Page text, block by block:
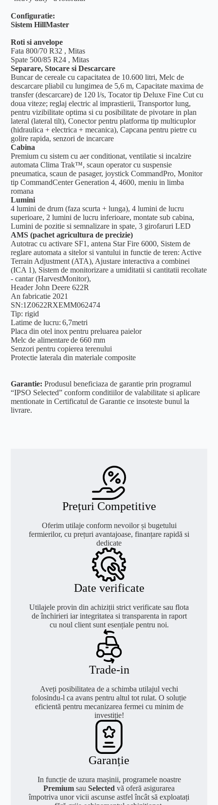
Configuratie:
Sistem HillMaster
Roti si anvelope
Fata 800/70 R32 , Mitas
Spate 500/85 R24 , Mitas
Separare, Stocare si Descarcare
Buncar de cereale cu capacitatea de 10.600 litri, Melc de
descarcare pliabil cu lungimea de 5,6 m, Capacitate maxima de
transfer (descarcare) de 120 l/s, Tocator tip Deluxe Fine Cut cu
doua viteze; reglaj electric al imprastierii, Transportor lung,
pentru vizibilitate optima si cu posibilitate de pivotare in plan
lateral (lateral tilt), Conector pentru platforma tip multicuplor
(hidraulica + electrica + mecanica), Capcana pentru pietre cu
golire rapida, senzori de incarcare
Cabina
Premium cu sistem cu aer conditionat, ventilatie si incalzire
automata Clima Trak™, scaun operator cu suspensie
pneumatica, scaun de pasager, joystick CommandPro, Monitor
tip CommandCenter Generation 4, 4600, meniu in limba
romana
Lumini
4 lumini de drum (faza scurta + lunga), 4 lumini de lucru
superioare, 2 lumini de lucru inferioare, montate sub cabina,
Lumini de pozitie si semnalizare in spate, 3 girofaruri LED
AMS (pachet agricultura de precizie)
Autotrac cu activare SF1, antena Star Fire 6000, Sistem de
reglare automata a sitelor si vantului in functie de teren: Active
Terrain Adjustment (ATA), Ajustare interactiva a combinei
(ICA 1), Sistem de monitorizare a umiditatii si cantitatii recoltate
- cantar (HarvestMonitor),
Header John Deere 622R
An fabricatie 2021
SN:1Z0622RXEMM062474
Tip: rigid
Latime de lucru: 6,7metri
Placa din otel inox pentru preluarea paielor
Melc de alimentare de 660 mm
Senzori pentru copierea terenului
Protectie laterala din materiale composite
Garantie: Produsul beneficiaza de garantie prin programul
“IPSO Selected” conform conditiilor de valabilitate si aplicare
mentionate in Certificatul de Garantie ce insoteste bunul la
livrare.
Prețuri Competitive
Oferim utilaje conform nevoilor și bugetului
fermierilor, cu prețuri avantajoase, finanțare rapidă si
dedicate
Date verificate
Utilajele provin din achiziții strict verificate sau flota
de închirieri iar integritatea si transparenta in raport
cu noul client sunt esențiale pentru noi.
Trade-in
Aveți posibilitatea de a schimba utilajul vechi
folosindu-l ca avans pentru altul tot rulat. O soluție
eficientă pentru mecanizarea fermei cu minim de
investiție!
Garanție
In funcție de uzura mașinii, programele noastre
Premium sau Selected vă oferă asigurarea
împotriva unor vicii ascunse astfel încât să exploatați